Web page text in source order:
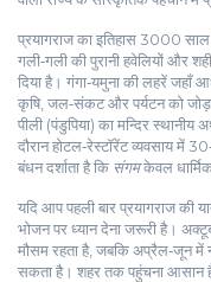
प्रयागराज का इतिहास 3000
गली‑गली की पुरानी हवेलियों और
दिया है। गंगा‑यमुना की लहरें जहाँ
कृषि, जल‑संकट और पर्यटन को
पीली (पंडुपिया) का मन्दिर
दौरान होटल‑रेस्टॉरेंट व्यवसाय में
बंधन दर्शाता है कि संगमकेवल
यदि आप पहली बार प्रयागराज की
भोजन पर ध्यान देना जरूरी है।
मौसम रहता है, जबकि अप्रैल‑जून
सकता है। शहर तक पहुंचना आसान